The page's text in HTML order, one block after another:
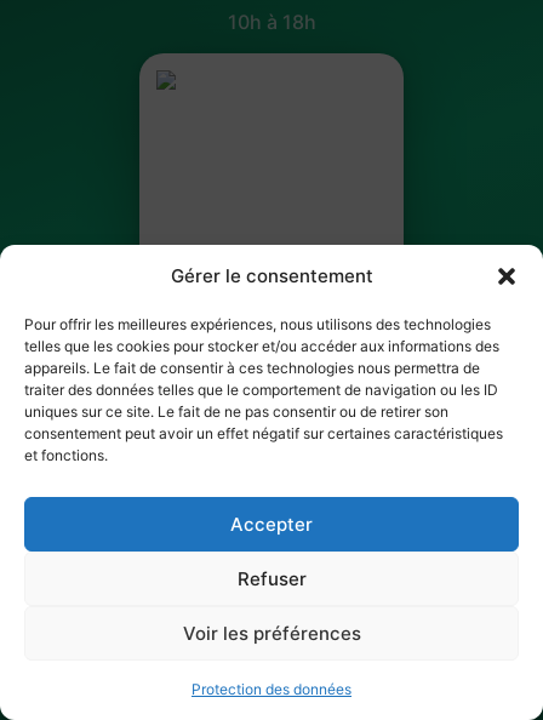
Gérer le consentement
Pour offrir les meilleures expériences, nous utilisons des technologies
telles que les cookies pour stocker et/ou accéder aux informations des
appareils. Le fait de consentir à ces technologies nous permettra de
traiter des données telles que le comportement de navigation ou les ID
uniques sur ce site. Le fait de ne pas consentir ou de retirer son
consentement peut avoir un effet négatif sur certaines caractéristiques
et fonctions.
Accepter
Refuser
Voir les préférences
Protection des données
10h à 18h
Orhideja Pashaliska
BILLET 3 SUR 3
✓ Ticket scanné